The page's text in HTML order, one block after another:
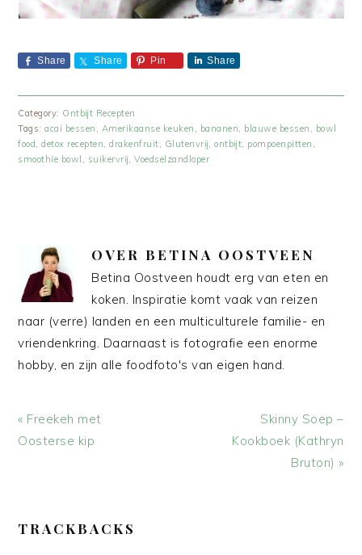
Share Share Pin Share
Category: Ontbijt Recepten
Tags:acai bessen , Amerikaanse keuken , bananen, blauwe bessen , bowl
food ,detox recepten,drakenfruit, Glutenvrij,ontbijt, pompoenpitten ,
smoothie bowl , suikervrij,Voedselzandloper
OVERBETINA OOSTVEEN
Betina Oostveen houdt erg van eten en
koken. Inspiratie komt vaak van reizen
naar (verre) landen en een multiculturele familie- en
vriendenkring. Daarnaast is fotografie een enorme
hobby, en zijn alle foodfoto's van eigen hand.
Vorig
bericht:
« Freekeh met
Oosterse kip
Volgend
bericht:
Skinny Soep –
Kookboek (Kathryn
Bruton) »
LEES
TRACKBACKS